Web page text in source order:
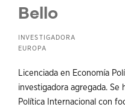
Bello
INVESTIGADORA
EUROPA
Licenciada en Economía
investigadora agregada. Se
Política Internacional con